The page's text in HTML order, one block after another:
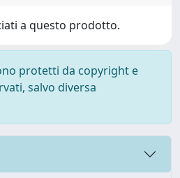
a questo prodotto.
protetti da copyright e
salvo diversa